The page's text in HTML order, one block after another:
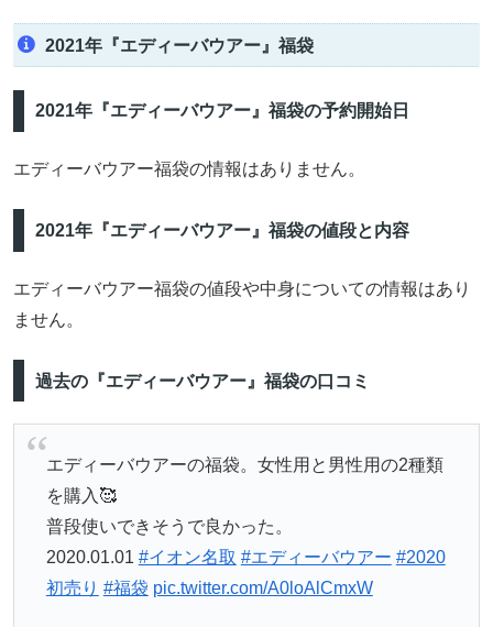
2021年『エディーバウアー』福袋
2021年『エディーバウアー』福袋の予約開始日
エディーバウアー福袋の情報はありません。
2021年『エディーバウアー』福袋の値段と内容
エディーバウアー福袋の値段や中身についての情報はあり
ません。
過去の『エディーバウアー』福袋の口コミ
エディーバウアーの福袋。女性用と男性用の2種類
を購入🥰
普段使いできそうで良かった。
2020.01.01 #イオン名取 #エディーバウアー #2020
初売り #福袋 pic.twitter.com/A0loAlCmxW